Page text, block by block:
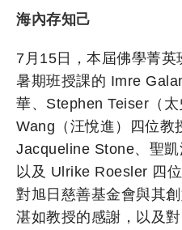
海內存知己
7月15日，本屆佛學菁英
暑期班授課的 Imre
華、Stephen Teiser（
Wang（汪悅進）四位教
Jacqueline Stone、聖
以及 Ulrike Roesler 四
對旭日慈善基金會與其
湛如教授的感謝，以及